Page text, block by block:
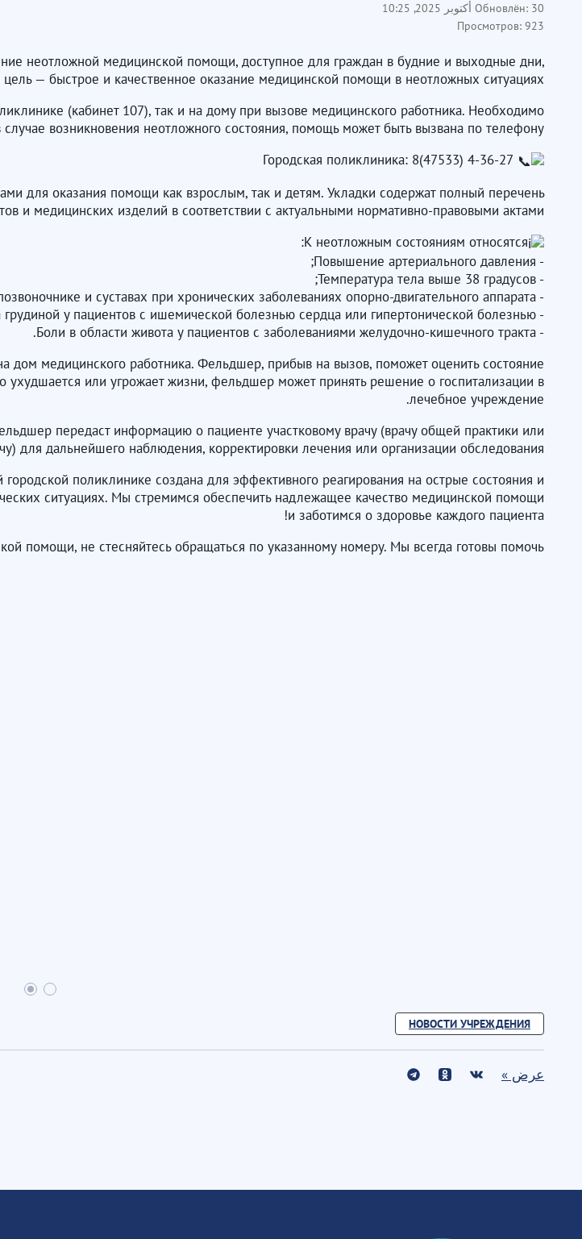
Обновлён: 30 أكتوبر 2025, 10:25
Просмотров: 923
неотложной медицинской помощи, доступное для граждан в будние и выходные дни,
— быстрое и качественное оказание медицинской помощи в неотложных ситуациях.
(кабинет 107), так и на дому при вызове медицинского работника. Необходимо
случае возникновения неотложного состояния, помощь может быть вызвана по телефону:
для оказания помощи как взрослым, так и детям. Укладки содержат полный перечень
и медицинских изделий в соответствии с актуальными нормативно-правовыми актами.
К неотложным состояниям относятся:
- Повышение артериального давления;
- Температура тела выше 38 градусов;
- Острые боли в позвоночнике и суставах при хронических заболеваниях опорно-двигательного аппарата;
- Болевые ощущения за грудиной у пациентов с ишемической болезнью сердца или гипертонической болезнью;
- Боли в области живота у пациентов с заболеваниями желудочно-кишечного тракта.
дом медицинского работника. Фельдшер, прибыв на вызов, поможет оценить состояние
или угрожает жизни, фельдшер может принять решение о госпитализации в
лечебное учреждение.
передаст информацию о пациенте участковому врачу (врачу общей практики или
для дальнейшего наблюдения, корректировки лечения или организации обследования.
поликлинике создана для эффективного реагирования на острые состояния и
ситуациях. Мы стремимся обеспечить надлежащее качество медицинской помощи
и заботимся о здоровье каждого пациента!
помощи, не стесняйтесь обращаться по указанному номеру. Мы всегда готовы помочь!
НОВОСТИ УЧРЕЖДЕНИЯ
عرض »